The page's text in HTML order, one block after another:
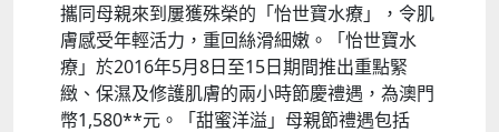
攜同母親來到屢獲殊榮的「怡世寶水療」，令肌
膚感受年輕活力，重回絲滑細嫩。「怡世寶水
療」於2016年5月8日至15日期間推出重點緊
緻、保濕及修護肌膚的兩小時節慶禮遇，為澳門
幣1,580**元。「甜蜜洋溢」母親節禮遇包括